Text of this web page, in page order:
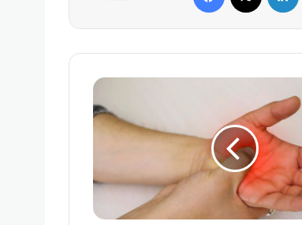
ඔ
බේ
අ
න
ක